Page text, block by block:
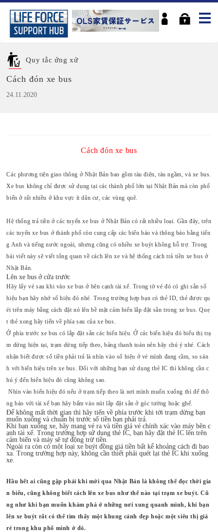
Quy tắc ứng xử
Cách đón xe bus
24.11.2020
Cách đón xe bus
Các phương tiện giao thông ở Nhật Bản bao gồm tàu điện, tàu ngầm, và xe bus.
Xe bus không chỉ được sử dụng tại các thành phố lớn tại Nhật Bản mà còn phổ
biến ở rất nhiều ở khu vực ít dân cư, các vùng quê.
Hệ thống trả tiền ở các tuyến xe bus ở Nhật Bản có rất nhiều loại. Gần đây, trên
các tuyến xe bus ở thành phố còn cung cấp các biển báo và thông báo bằng tiến
g Anh và tiếng nước ngoài, nhưng cũng có nhiều xe buýt không hỗ trợ. Trong
bài viết này sẽ viết tổng quan về cách lên xe và hệ thống cách trả tiền xe bus ở
Nhật Bản.
Lên xe bus ở cửa trước
Hãy lấy vé sau khi vào xe bus ở bên cạnh tài xế. Trong tờ vé đó có ghi sẵn số
hiệu bạn hãy nhớ số hiệu đó nhé. Trong trường hợp bạn có thẻ ID, thẻ được qu
ét trên máy bằng cách đặt nó lên bề mặt cảm biến lắp đặt sẵn trong xe bus. Quẹ
t thẻ xong hãy tiến về phía sau của xe bus.
Ở phía trước xe bus có lắp đặt sẵn các biển hiệu. Ở các biển hiệu đó biểu thị trạ
m dừng hiện tại, trạm dừng tiếp theo, bảng thanh toán nên hãy chú ý nhé. Cách
nhận biết được số tiền phải trả là nhìn vào số hiệu ở vé mình đang cầm, so sán
h với biển hiệu trên xe bus. Đối với những bạn sử dụng thẻ IC thì không cần c
hú ý đến biển hiệu đó cũng không sao.
Nhìn vào biển hiệu đó nếu ở trạm tiếp theo là nơi mình muốn xuống thì để thô
ng báo với tài xế bạn hãy bấm vào nút lắp đặt sẵn ở góc tường hoặc ghế.
Để không mất thời gian thì hãy tiến về phía trước khi tới trạm dừng bạn
muốn xuống và chuẩn bị trước số tiền bạn phải trả.
Khi bạn xuống xe, hãy mang vé ra và tiền giá vé chính xác vào máy bên c
ạnh tài xế. Trong trường hợp sử dụng thẻ IC, bạn hãy đặt thẻ IC lên trên
cảm biến và máy sẽ tự động trừ tiền.
Ngoài ra còn có một loại xe buýt đồng giá tiền bất kể khoảng cách đi bao
xa. Trong trường hợp này, không cần thiết phải quét lại thẻ IC khi xuống
xe.
Hầu hết ai cũng gặp phải khi mới qua Nhật Bản là không thể đọc thời gia
n biểu, cũng không biết cách lên xe bus như thế nào tại trạm xe buýt. Cũ
ng như khi bạn muốn khám phá ở những nơi xung quanh mình, khi bạn
lên xe buýt rất có thể tìm thấy một khung cảnh đẹp hoặc một siêu thị giá
rẻ trong khu phố mình ở đó.